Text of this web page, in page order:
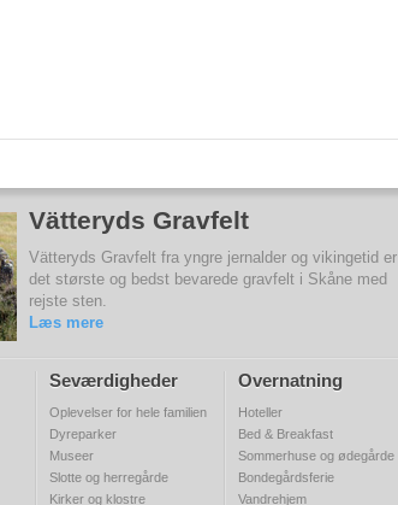
Vätteryds Gravfelt
Vätteryds Gravfelt fra yngre jernalder og vikingetid er
det største og bedst bevarede gravfelt i Skåne med
rejste sten.
Læs mere
Seværdigheder
Oplevelser for hele familien
Dyreparker
Museer
Slotte og herregårde
Kirker og klostre
Overnatning
Hoteller
Bed & Breakfast
Sommerhuse og ødegårde
Bondegårdsferie
Vandrehjem